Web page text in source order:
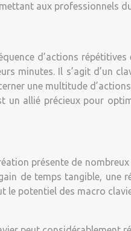
aux professionnels
d’actions
minutes. Il s’agit d’un
une multitude
un allié précieux pour
présente de
de temps tangible,
le potentiel des macro